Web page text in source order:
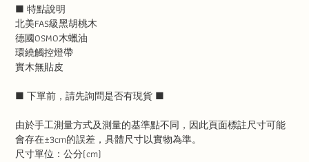
■ 特點說明
北美FAS級黑胡桃木
德國OSMO木蠟油
環繞觸控燈帶
實木無貼皮
■ 下單前，請先詢問是否有現貨 ■
由於手工測量方式及測量的基準點不同，因此頁面標註尺寸可能
會存在±3cm的誤差，具體尺寸以實物為準。
尺寸單位：公分(cm)